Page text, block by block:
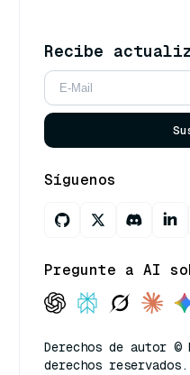
Recibe
Síguenos
Pregunte a AI
Derechos de autor
derechos reservados.